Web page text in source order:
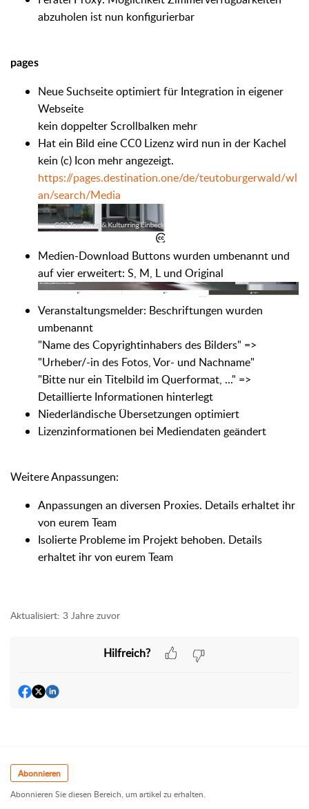
abzuholen ist nun konfigurierbar
pages
Neue Suchseite optimiert für Integration in eigener
Webseite
kein doppelter Scrollbalken mehr
Hat ein Bild eine CC0 Lizenz wird nun in der Kachel
kein (c) Icon mehr angezeigt.
https://pages.destination.one/de/teutoburgerwald/wl
an/search/Media
Medien-Download Buttons wurden umbenannt und
auf vier erweitert: S, M, L und Original
Veranstaltungsmelder: Beschriftungen wurden
umbenannt
"Name des Copyrightinhabers des Bilders" =>
"Urheber/-in des Fotos, Vor- und Nachname"
"Bitte nur ein Titelbild im Querformat, ..." =>
Detaillierte Informationen hinterlegt
Niederländische Übersetzungen optimiert
Lizenzinformationen bei Mediendaten geändert
Weitere Anpassungen:
Anpassungen an diversen Proxies. Details erhaltet ihr
von eurem Team
Isolierte Probleme im Projekt behoben. Details
erhaltet ihr von eurem Team
Aktualisiert: 3 Jahre zuvor
Hilfreich?
Abonnieren
Abonnieren Sie diesen Bereich, um artikel zu erhalten.